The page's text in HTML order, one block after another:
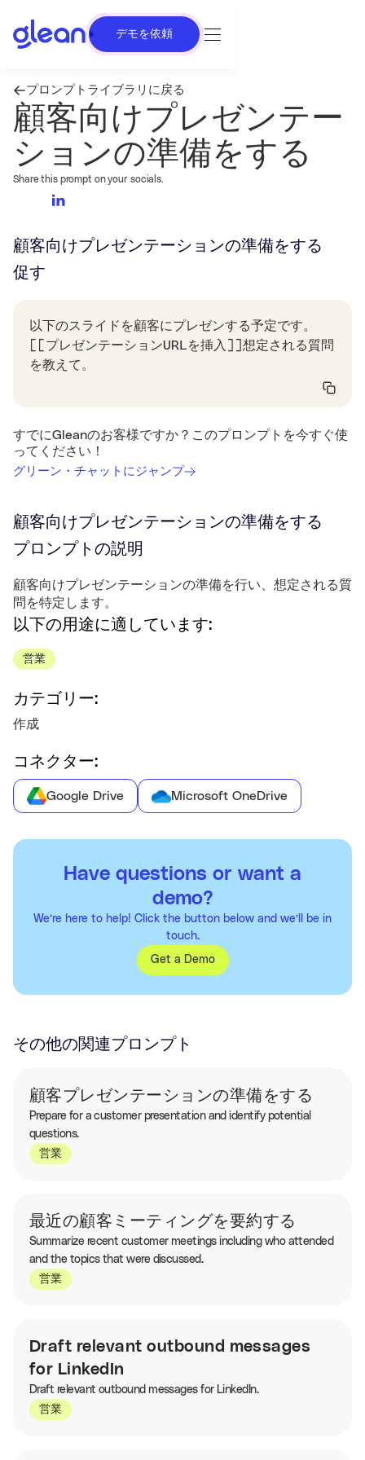
デモを依頼
プロンプトライブラリに戻る
顧客向けプレゼンテー
ションの準備をする
Share this prompt on your socials.
顧客向けプレゼンテーションの準備をする
促す
以下のスライドを顧客にプレゼンする予定です。
[[プレゼンテーションURLを挿入]]想定される質問
を教えて。
すでにGleanのお客様ですか？このプロンプトを今すぐ使
ってください！
グリーン・チャットにジャンプ
顧客向けプレゼンテーションの準備をする
プロンプトの説明
顧客向けプレゼンテーションの準備を行い、想定される質
問を特定します。
以下の用途に適しています:
営業
カテゴリー:
作成
コネクター:
Google Drive Microsoft OneDrive
Have questions or want a
demo?
We’re here to help! Click the button below and we’ll be in
touch.
Get a Demo
その他の関連プロンプト
顧客プレゼンテーションの準備をする
Prepare for a customer presentation and identify potential
questions.
営業
最近の顧客ミーティングを要約する
Summarize recent customer meetings including who attended
and the topics that were discussed.
営業
Draft relevant outbound messages
for LinkedIn
Draft relevant outbound messages for LinkedIn.
営業